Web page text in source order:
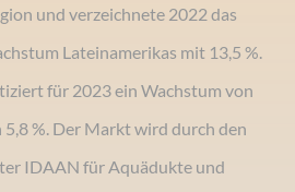
und verzeichnete 2022 das
Lateinamerikas mit 13,5 %.
für 2023 ein Wachstum von
%. Der Markt wird durch den
IDAAN für Aquädukte und